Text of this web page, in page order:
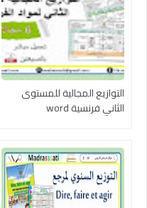
التوازيع المجالية للمستوى
الثاني فرنسية word